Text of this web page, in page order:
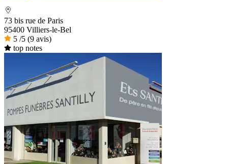
73 bis rue de Paris
95400 Villiers-le-Bel
5 /5 (9 avis)
top notes